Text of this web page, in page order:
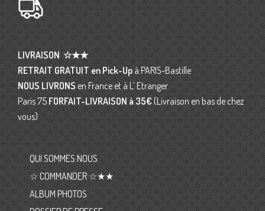
LIVRAISON ☆★★
RETRAIT GRATUIT en Pick-Up à PARIS-Bastille
NOUS LIVRONS en France et à L’ Etranger
Paris 75 FORFAIT-LIVRAISON à 35€ (Livraison en bas de chez
vous)
QUI SOMMES NOUS
☆ COMMANDER ☆★★
ALBUM PHOTOS